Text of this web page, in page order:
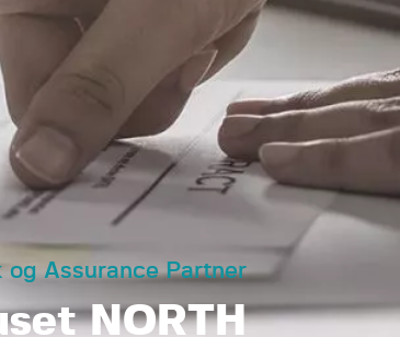
og Assurance Partner
NORTH